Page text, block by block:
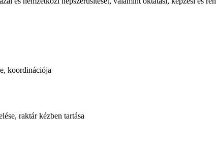
koordinációja
raktár kézben tartása